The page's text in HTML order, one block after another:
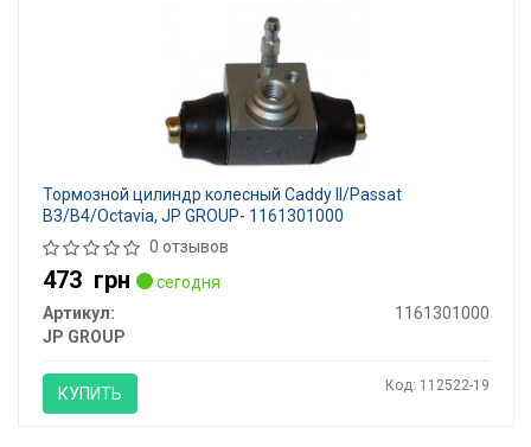
Тормозной цилиндр колесный Caddy II/Passat
B3/B4/Octavia, JP GROUP- 1161301000
0 отзывов
473 грн
сегодня
Артикул:
1161301000
JP GROUP
КУПИТЬ Код: 112522-19